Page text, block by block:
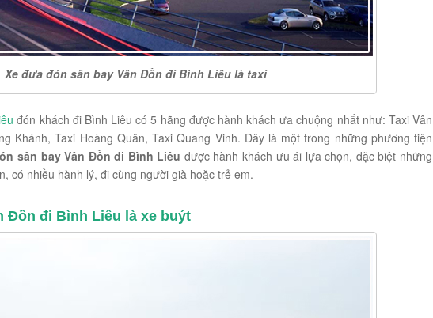
Xe đưa đón sân bay Vân Đồn đi Bình Liêu là taxi
đón khách đi Bình Liêu có 5 hãng được hành khách ưa chuộng nhất như: Taxi Vân
Khánh, Taxi Hoàng Quân, Taxi Quang Vinh. Đây là một trong những phương tiện
sân bay Vân Đồn đi Bình Liêu được hành khách ưu ái lựa chọn, đặc biệt những
có nhiều hành lý, đi cùng người già hoặc trẻ em.
Đồn đi Bình Liêu là xe buýt